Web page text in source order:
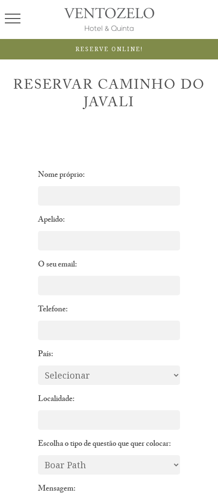
RESERVE ONLINE!
RESERVAR CAMINHO DO
JAVALI
Nome próprio:
Apelido:
O seu email:
Telefone:
País:
Localidade:
Escolha o tipo de questão que quer colocar:
Mensagem: